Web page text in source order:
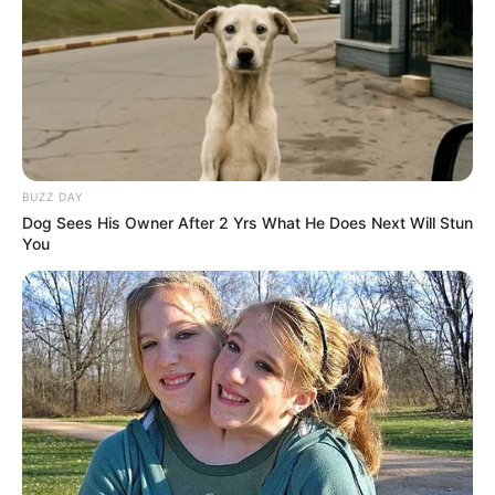
unique romantic kiss shayari in hindi:
होठों पर किस करने वाली शायरी
September 2, 2025 byadmin
BUZZ DAY
Dog Sees His Owner After 2 Yrs What He Does Next Will Stun
You